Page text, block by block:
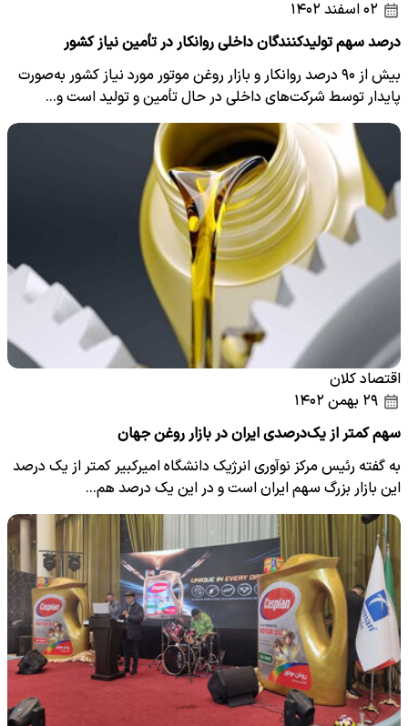
درصد سهم تولیدکنندگان داخلی روانکار در تأمین نیاز کشور
بیش از ۹۰ درصد روانکار و بازار روغن موتور مورد نیاز کشور به‌صورت
پایدار توسط شرکت‌های داخلی در حال تأمین و تولید است و…
اقتصاد کلان
سهم کمتر از یک‌درصدی ایران در بازار روغن جهان
به گفته رئیس مرکز نوآوری انرژیک دانشگاه امیرکبیر کمتر از یک درصد
این بازار بزرگ سهم ایران است و در این یک درصد هم…